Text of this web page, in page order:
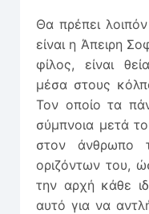
Θα πρέπει
είναι η Άπειρη
φίλος, είναι
μέσα στους
Τον οποίο τα
σύμπνοια μετά
στον άνθρωπο
οριζόντων του,
την αρχή κάθε
αυτό για να